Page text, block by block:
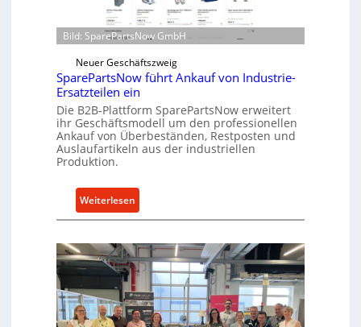
i
r
e
k
t
e
A
n
t
e
b
n
t
w
i
c
k
e
l
t
0
-
l
a
t
t
f
Bild: SparePartsNow GmbH
Neuer Geschäftszweig
SparePartsNow führt Ankauf von Industrie-
Ersatzteilen ein
Die B2B-Plattform SparePartsNow erweitert
ihr Geschäftsmodell um den professionellen
Ankauf von Überbeständen, Restposten und
Auslaufartikeln aus der industriellen
Produktion.
Weiterlesen:
S
a
r
e
P
a